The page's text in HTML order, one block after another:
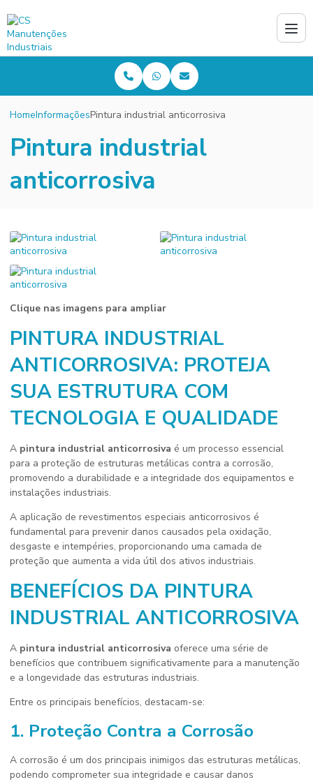
HomeInformaçõesPintura industrial anticorrosiva
Pintura industrial
anticorrosiva
Clique nas imagens para ampliar
PINTURA INDUSTRIAL
ANTICORROSIVA: PROTEJA
SUA ESTRUTURA COM
TECNOLOGIA E QUALIDADE
A pintura industrial anticorrosiva é um processo essencial
para a proteção de estruturas metálicas contra a corrosão,
promovendo a durabilidade e a integridade dos equipamentos e
instalações industriais.
A aplicação de revestimentos especiais anticorrosivos é
fundamental para prevenir danos causados pela oxidação,
desgaste e intempéries, proporcionando uma camada de
proteção que aumenta a vida útil dos ativos industriais.
BENEFÍCIOS DA PINTURA
INDUSTRIAL ANTICORROSIVA
A pintura industrial anticorrosiva oferece uma série de
benefícios que contribuem significativamente para a manutenção
e a longevidade das estruturas industriais.
Entre os principais benefícios, destacam-se:
1. Proteção Contra a Corrosão
A corrosão é um dos principais inimigos das estruturas metálicas,
podendo comprometer sua integridade e causar danos